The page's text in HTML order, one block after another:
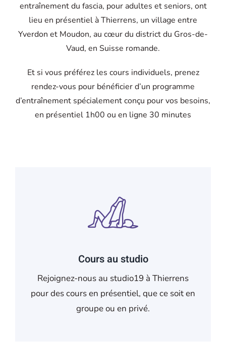
entraînement du fascia, pour adultes et seniors, ont
lieu en présentiel à Thierrens, un village entre
Yverdon et Moudon, au cœur du district du Gros-de-
Vaud, en Suisse romande.
Et si vous préférez les cours individuels, prenez
rendez-vous pour bénéficier d’un programme
d’entraînement spécialement conçu pour vos besoins,
en présentiel 1h00 ou en ligne 30 minutes
Cours au studio
Rejoignez-nous au studio19 à Thierrens
pour des cours en présentiel, que ce soit en
groupe ou en privé.